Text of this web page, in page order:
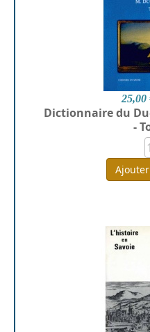
25,00
Dictionnaire du
-